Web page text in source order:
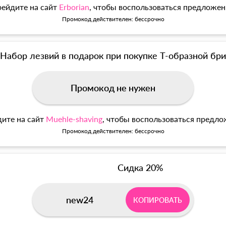
на сайт Erborian, чтобы воспользоваться
Промокод действителен: бессрочно
Набор лезвий в подарок при покупке Т-образной
Промокод не нужен
на сайт Muehle-shaving, чтобы воспользоваться
Промокод действителен: бессрочно
Сидка 20%
new24 КОПИРОВАТЬ